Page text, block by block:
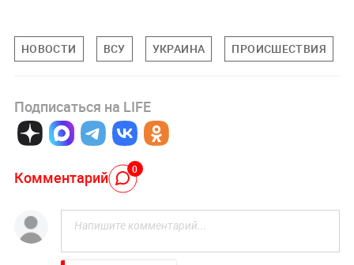
НОВОСТИ ВСУ УКРАИНА ПРОИСШЕСТВИЯ
Подписаться на LIFE
Комментарий 0